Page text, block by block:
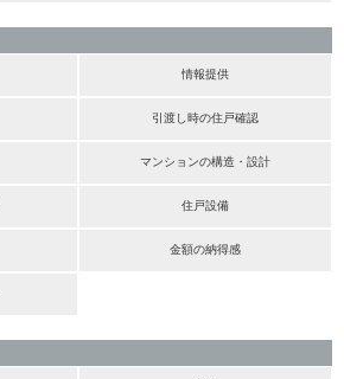
情報提供
引渡し時の住戸確認
マンションの構造・設計
住戸設備
金額の納得感